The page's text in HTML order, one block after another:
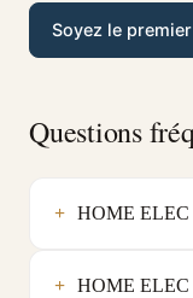
Soyez le
Questions
HOME ELEC
HOME ELEC